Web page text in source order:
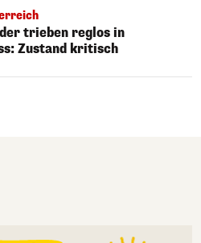
trieben reglos in
Zustand kritisch